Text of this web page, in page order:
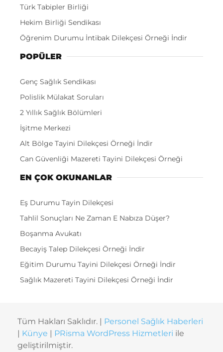
Türk Tabipler Birliği
Hekim Birliği Sendikası
Öğrenim Durumu İntibak Dilekçesi Örneği İndir
POPÜLER
Genç Sağlık Sendikası
Polislik Mülakat Soruları
2 Yıllık Sağlık Bölümleri
İşitme Merkezi
Alt Bölge Tayini Dilekçesi Örneği İndir
Can Güvenliği Mazereti Tayini Dilekçesi Örneği
EN ÇOK OKUNANLAR
Eş Durumu Tayin Dilekçesi
Tahlil Sonuçları Ne Zaman E Nabıza Düşer?
Boşanma Avukatı
Becayiş Talep Dilekçesi Örneği İndir
Eğitim Durumu Tayini Dilekçesi Örneği İndir
Sağlık Mazereti Tayini Dilekçesi Örneği İndir
Tüm Hakları Saklıdır. | Personel Sağlık Haberleri
| Künye | PRisma WordPress Hizmetleri ile
geliştirilmiştir.